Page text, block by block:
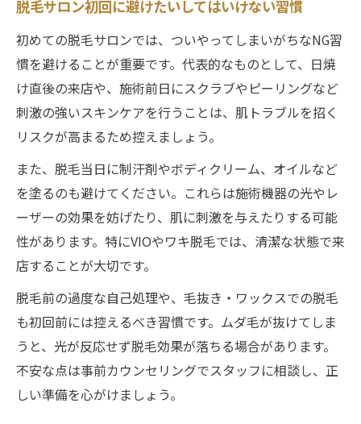
脱毛サロン初回に避けたいしてはいけない習慣
初めての脱毛サロンでは、ついやってしまいがちなNG習
慣を避けることが重要です。代表的なものとして、日焼
け直後の来店や、施術前日にスクラブやピーリングなど
刺激の強いスキンケアを行うことは、肌トラブルを招く
リスクが高まるため控えましょう。
また、脱毛当日に制汗剤やボディクリーム、オイルなど
を塗るのも避けてください。これらは施術機器の光やレ
ーザーの効果を妨げたり、肌に刺激を与えたりする可能
性があります。特にVIOやワキ脱毛では、清潔な状態で来
店することが大切です。
脱毛前の過度な自己処理や、毛抜き・ワックスでの脱毛
も初回前には控えるべき習慣です。ムダ毛が抜けてしま
うと、光が反応せず脱毛効果が落ちる場合があります。
不安な点は事前カウンセリングでスタッフに相談し、正
しい準備を心がけましょう。